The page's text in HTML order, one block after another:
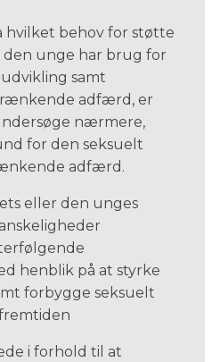
hvilket behov for støtte
unge har brug for
samt
adfærd, er
nærmere,
for den seksuelt
adfærd.
eller den unges
henblik på at styrke
forbygge seksuelt
i forhold til at